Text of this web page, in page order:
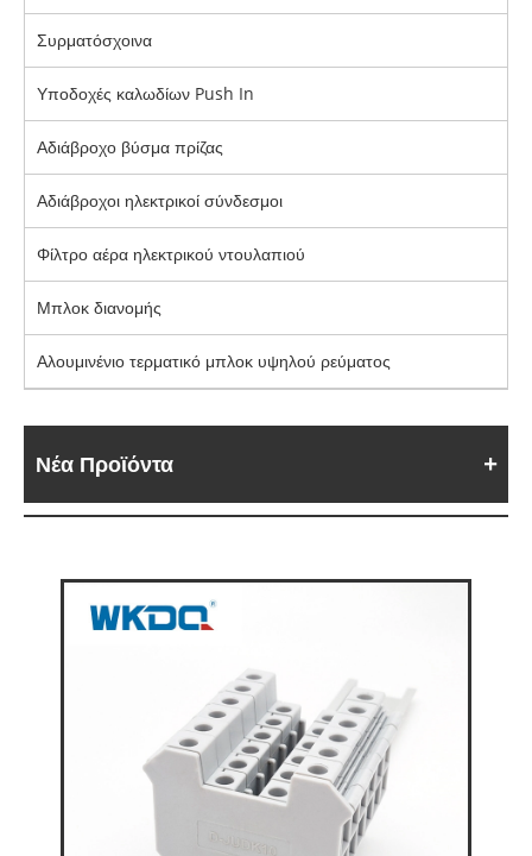
Συρματόσχοινα
Υποδοχές καλωδίων Push In
Αδιάβροχο βύσμα πρίζας
Αδιάβροχοι ηλεκτρικοί σύνδεσμοι
Φίλτρο αέρα ηλεκτρικού ντουλαπιού
Μπλοκ διανομής
Αλουμινένιο τερματικό μπλοκ υψηλού ρεύματος
Νέα Προϊόντα